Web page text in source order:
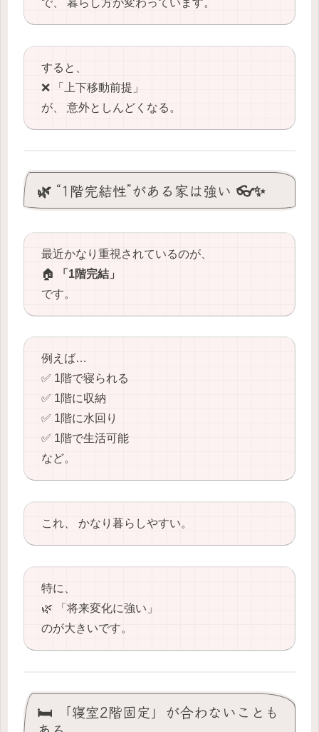
すると、
❌ 「上下移動前提」
が、 意外としんどくなる。
🌿 “1階完結性”がある家は強い 👓✨
最近かなり重視されているのが、
🏠
「1階完結」
です。
例えば…
✅ 1階で寝られる
✅ 1階に収納
✅ 1階に水回り
✅ 1階で生活可能
など。
これ、 かなり暮らしやすい。
特に、
🌿 「将来変化に強い」
のが大きいです。
🛏️ 「寝室2階固定」が合わないことも